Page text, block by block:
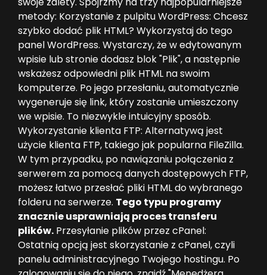
metody: Korzystanie z pulpitu WordPress: Chcesz
szybko dodać plik HTML? Wykorzystaj do tego
panel WordPress. Wystarczy, że w edytowanym
wpisie lub stronie dodasz blok "Plik", a następnie
wskażesz odpowiedni plik HTML na swoim
komputerze. Po jego przesłaniu, automatycznie
wygeneruje się link, który zostanie umieszczony
we wpisie. To niezwykle intuicyjny sposób.
Wykorzystanie klienta FTP: Alternatywą jest
użycie klienta FTP, takiego jak popularna FileZilla.
W tym przypadku, po nawiązaniu połączenia z
serwerem za pomocą danych dostępowych FTP,
możesz łatwo przesłać pliki HTML do wybranego
folderu na serwerze. Tego typu programy
znacznie usprawniają proces transferu
plików. Przesyłanie plików przez cPanel:
Ostatnią opcją jest skorzystanie z cPanel, czyli
panelu administracyjnego Twojego hostingu. Po